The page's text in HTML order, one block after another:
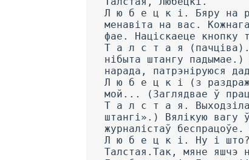
Л ю б е ц к і. Бяру на
менавіта на вас.
фае. Націскаеце кнопку
Т а л с т а я (пачціва).
нібыта штангу
нарада, патрэніруюся
Л ю б е ц к і (з
мой... (Заглядвае ў
Т а л с т а я. Выходзіла
штангі».) Вялікую вагу
журналістаў
Л ю б е ц к і. Ну і што?
Талстая.Так, мяне яшчэ